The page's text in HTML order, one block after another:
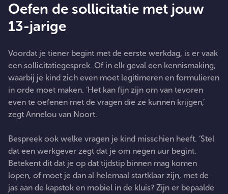
Oefen de sollicitatie met jouw
13-jarige
Voordat je tiener begint met de eerste werkdag, is er vaak
een sollicitatiegesprek. Of in elk geval een kennismaking,
waarbij je kind zich even moet legitimeren en formulieren
in orde moet maken. ‘Het kan fijn zijn om van tevoren
even te oefenen met de vragen die ze kunnen krijgen,’
zegt Annelou van Noort.
Bespreek ook welke vragen je kind misschien heeft. ‘Stel
dat een werkgever zegt dat je om negen uur begint.
Betekent dit dat je op dat tijdstip binnen mag komen
lopen, of moet je dan al helemaal startklaar zijn, met de
jas aan de kapstok en mobiel in de kluis? Zijn er bepaalde